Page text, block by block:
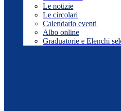
Le notizie
Le circolari
Calendario eventi
Albo online
Graduatorie e Elenchi